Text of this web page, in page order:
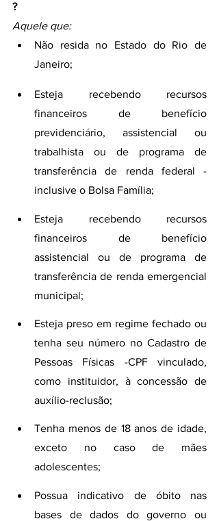
?
Aquele que:
Não resida no Estado do Rio de
Janeiro;
Esteja recebendo recursos
financeiros de benefício
previdenciário, assistencial ou
trabalhista ou de programa de
transferência de renda federal -
inclusive o Bolsa Família;
Esteja recebendo recursos
financeiros de benefício
assistencial ou de programa de
transferência de renda emergencial
municipal;
Esteja preso em regime fechado ou
tenha seu número no Cadastro de
Pessoas Físicas -CPF vinculado,
como instituidor, à concessão de
auxílio-reclusão;
Tenha menos de 18 anos de idade,
exceto no caso de mães
adolescentes;
Possua indicativo de óbito nas
bases de dados do governo ou